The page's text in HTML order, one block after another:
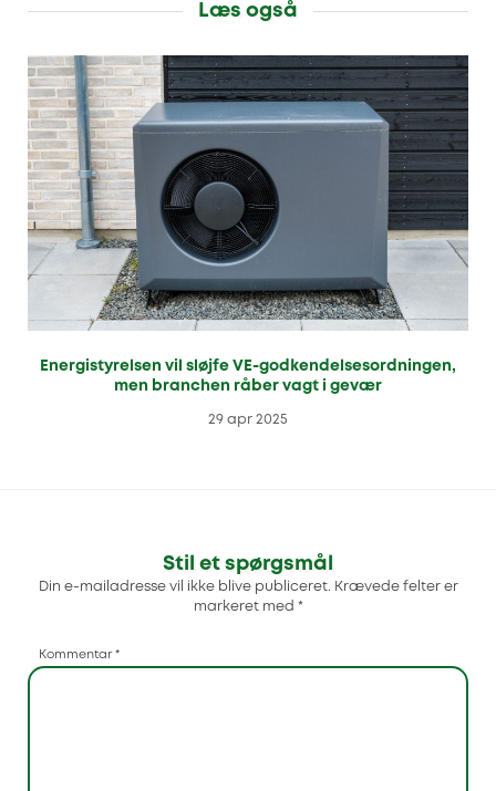
Læs også
Energistyrelsen vil sløjfe VE-godkendelsesordningen,
men branchen råber vagt i gevær
29 apr 2025
Stil et spørgsmål
Din e-mailadresse vil ikke blive publiceret. Krævede felter er
markeret med *
Kommentar *